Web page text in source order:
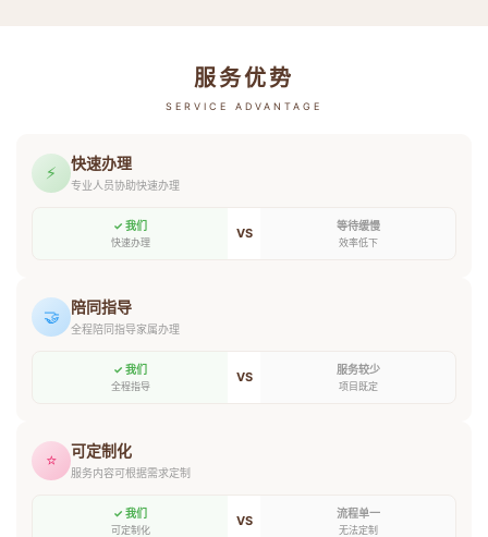
服务优势
SERVICE ADVANTAGE
⚡ 快速办理
专业人员协助快速办理
✓ 我们
快速办理
VS 等待缓慢
效率低下
🤝 陪同指导
全程陪同指导家属办理
✓ 我们
全程指导
VS 服务较少
项目既定
⭐ 可定制化
服务内容可根据需求定制
✓ 我们
可定制化
VS 流程单一
无法定制